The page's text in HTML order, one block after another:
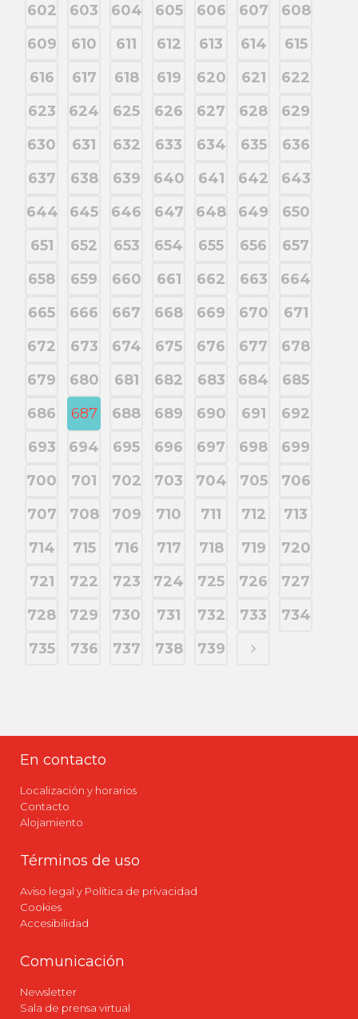
602
603 604 605 606 607
608
609
610 611 612 613 614
615
616
617 618 619 620 621
622
623
624 625 626 627 628
629
630
631 632 633 634 635
636
637
638 639 640 641 642
643
644
645 646 647 648 649
650
651
652 653 654 655 656
657
658
659 660 661 662 663
664
665
666 667 668 669 670
671
672
673 674 675 676 677
678
679
680 681 682 683 684
685
686
687 688 689 690 691
692
693
694 695 696 697 698
699
700
701 702 703 704 705
706
707
708 709 710 711 712
713
714
715 716 717 718 719
720
721
722 723 724 725 726
727
728
729 730 731 732 733
734
735
736 737 738 739
En contacto
Localización y horarios
Contacto
Alojamiento
Términos de uso
Aviso legal y Política de privacidad
Cookies
Accesibilidad
Comunicación
Newsletter
Sala de prensa virtual